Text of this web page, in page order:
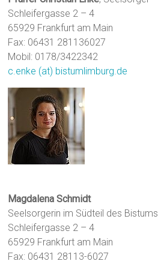
Schleifergasse 2 – 4
65929 Frankfurt am Main
Fax: 06431 281136027
Mobil: 0178/3422342
c.enke (at) bistumlimburg.de
Magdalena Schmidt
Seelsorgerin im Südteil des Bistums
Schleifergasse 2 – 4
65929 Frankfurt am Main
Fax: 06431 28113-6027